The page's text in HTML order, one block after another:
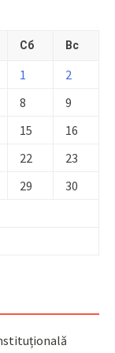
Сб Вс
1
2
8
9
15
16
22
23
29
30